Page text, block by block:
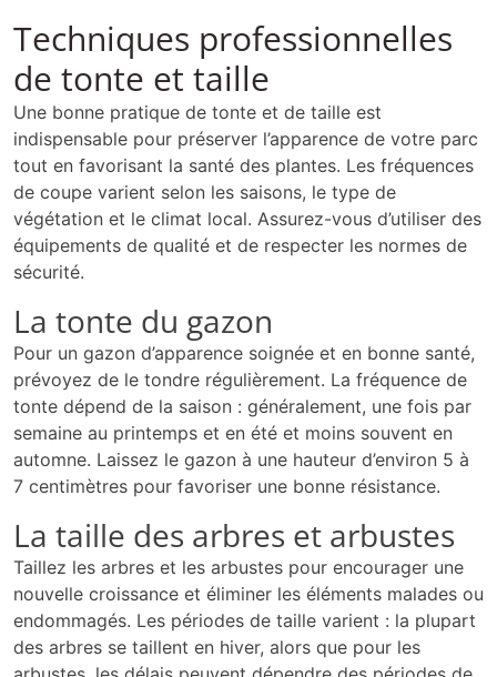
Techniques professionnelles
de tonte et taille
Une bonne pratique de tonte et de taille est
indispensable pour préserver l’apparence de votre parc
tout en favorisant la santé des plantes. Les fréquences
de coupe varient selon les saisons, le type de
végétation et le climat local. Assurez-vous d’utiliser des
équipements de qualité et de respecter les normes de
sécurité.
La tonte du gazon
Pour un gazon d’apparence soignée et en bonne santé,
prévoyez de le tondre régulièrement. La fréquence de
tonte dépend de la saison : généralement, une fois par
semaine au printemps et en été et moins souvent en
automne. Laissez le gazon à une hauteur d’environ 5 à
7 centimètres pour favoriser une bonne résistance.
La taille des arbres et arbustes
Taillez les arbres et les arbustes pour encourager une
nouvelle croissance et éliminer les éléments malades ou
endommagés. Les périodes de taille varient : la plupart
des arbres se taillent en hiver, alors que pour les